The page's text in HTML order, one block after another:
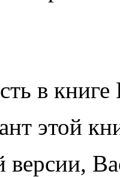
в
этой
версии,